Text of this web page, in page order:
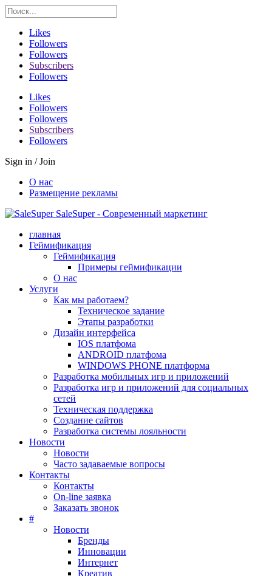
Likes
Followers
Followers
Subscribers
Followers
Likes
Followers
Followers
Subscribers
Followers
Sign in / Join
О нас
Размещение рекламы
SaleSuper - Современный маркетинг
главная
Геймификация
Геймификация
Примеры геймификации
О нас
Услуги
Как мы работаем?
Техническое задание
Этапы разработки
Дизайн интерфейса
IOS платфома
ANDROID платфома
WINDOWS PHONE платформа
Разработка мобильных игр и приложений
Разработка игр и приложений для социальных
сетей
Техническая поддержка
Создание сайтов
Разработка системы лояльности
Новости
Новости
Часто задаваемые вопросы
Контакты
Контакты
On-line заявка
Заказать звонок
#
Новости
Бренды
Инновации
Интернет
Креатив